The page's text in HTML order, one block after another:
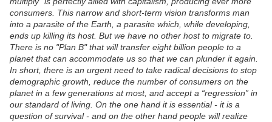
consumers. This narrow and short-term vision transforms man
into a parasite of the Earth, a parasite which, while developing,
ends up killing its host. But we have no other host to migrate to.
There is no "Plan B" that will transfer eight billion people to a
planet that can accommodate us so that we can plunder it again.
In short, there is an urgent need to take radical decisions to stop
demographic growth, reduce the number of consumers on the
planet in a few generations at most, and accept a “regression” in
our standard of living. On the one hand it is essential - it is a
question of survival - and on the other hand people will realize